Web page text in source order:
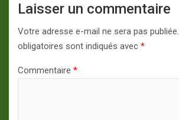
Laisser un commentaire
Votre adresse e-mail ne sera pas publiée.
obligatoires sont indiqués avec *
Commentaire *